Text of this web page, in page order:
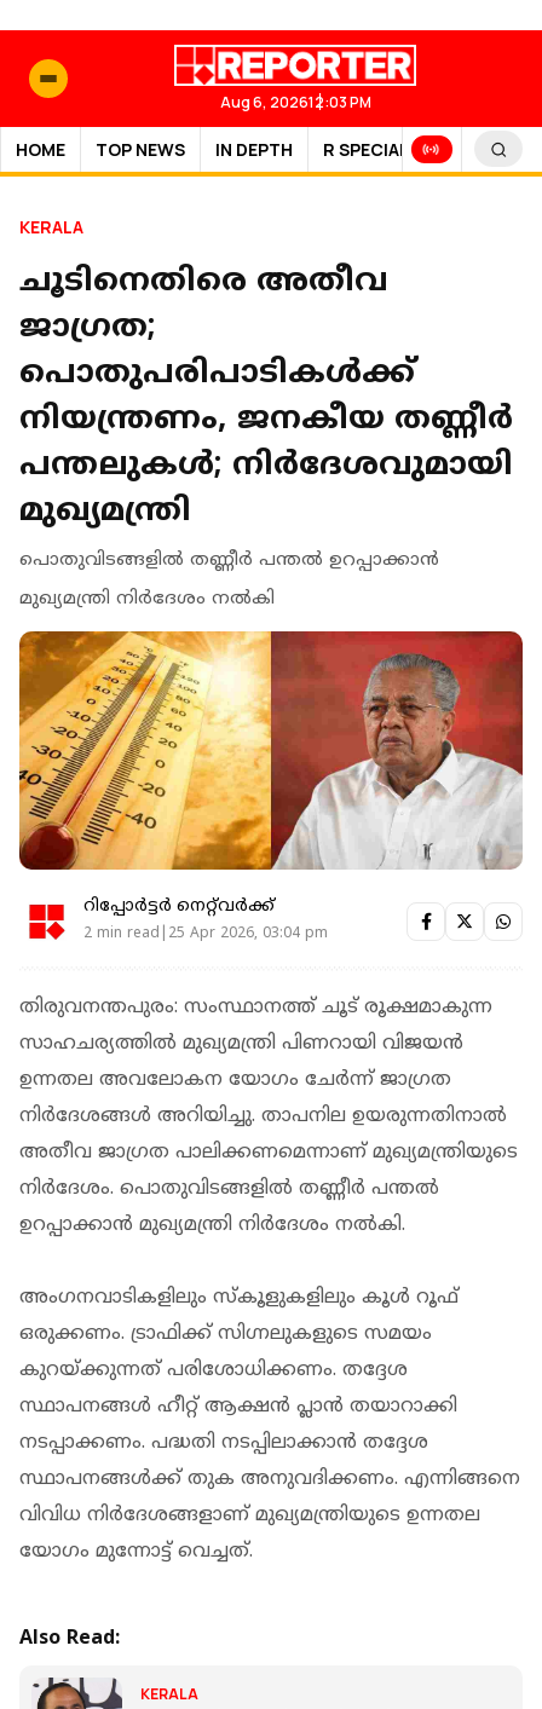
Aug 6, 202612:03 PM
HOME TOP NEWS IN DEPTH R SPECIAL SPORTS
KERALA
ചൂടിനെതിരെ അതീവ
ജാഗ്രത;
പൊതുപരിപാടികൾക്ക്
നിയന്ത്രണം, ജനകീയ തണ്ണീർ
പന്തലുകൾ; നിർദേശവുമായി
മുഖ്യമന്ത്രി
പൊതുവിടങ്ങളിൽ തണ്ണീർ പന്തൽ ഉറപ്പാക്കാൻ
മുഖ്യമന്ത്രി നിർദേശം നൽകി
റിപ്പോർട്ടർ നെറ്റ്‌വര്‍ക്ക്‌
2 min read|25 Apr 2026, 03:04 pm
തിരുവനന്തപുരം: സംസ്ഥാനത്ത് ചൂട് രൂക്ഷമാകുന്ന
സാഹചര്യത്തിൽ മുഖ്യമന്ത്രി പിണറായി വിജയൻ
ഉന്നതല അവലോകന യോ​ഗം ചേർന്ന് ജാ​ഗ്രത
നിർദേശങ്ങൾ അറിയിച്ചു. താപനില ഉയരുന്നതിനാൽ
അതീവ ജാ​ഗ്രത പാലിക്കണമെന്നാണ് മുഖ്യമന്ത്രിയുടെ
നിർദേശം. പൊതുവിടങ്ങളിൽ തണ്ണീർ പന്തൽ
ഉറപ്പാക്കാൻ മുഖ്യമന്ത്രി നിർദേശം നൽകി.
അംഗനവാടികളിലും സ്കൂളുകളിലും കൂൾ റൂഫ്
ഒരുക്കണം. ട്രാഫിക്ക് സിഗ്നലുകളുടെ സമയം
കുറയ്ക്കുന്നത് പരിശോധിക്കണം. തദ്ദേശ
സ്ഥാപനങ്ങൾ ഹീറ്റ് ആക്ഷൻ പ്ലാൻ തയാറാക്കി
നടപ്പാക്കണം. പദ്ധതി നടപ്പിലാക്കാൻ തദ്ദേശ
സ്ഥാപനങ്ങൾക്ക് തുക അനുവദിക്കണം. എന്നിങ്ങനെ
വിവിധ നിർദേശങ്ങളാണ് മുഖ്യമന്ത്രിയുടെ ഉന്നതല
യോ​ഗം മുന്നോട്ട് വെച്ചത്.
Also Read:
KERALA